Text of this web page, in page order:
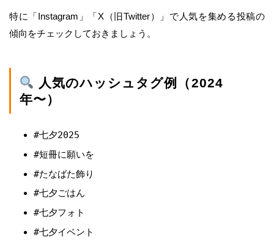
特に「Instagram」「X（旧Twitter）」で人気を集める投稿の
傾向をチェックしておきましょう。
人気のハッシュタグ例（2024
年〜）
#七夕2025
#短冊に願いを
#たなばた飾り
#七夕ごはん
#七夕フォト
#七夕イベント